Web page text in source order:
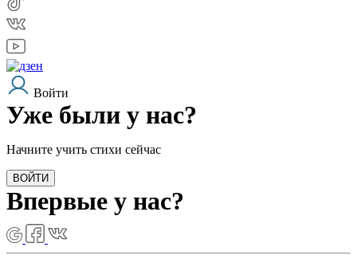
Войти
Уже были у нас?
Начните учить стихи сейчас
ВОЙТИ
Впервые у нас?